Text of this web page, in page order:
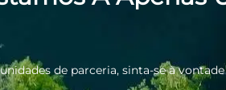
de parceria, sinta-se à